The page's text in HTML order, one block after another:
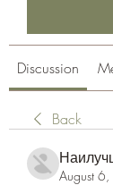
Discussion
Back
August